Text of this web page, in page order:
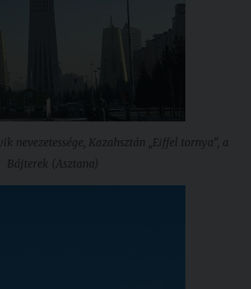
nevezetessége, Kazahsztán „Eiffel tornya”, a
Bájterek (Asztana)